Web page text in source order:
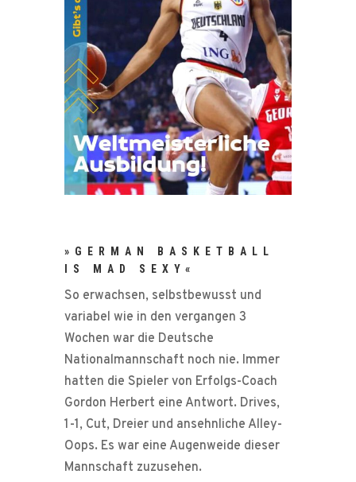
»GERMAN BASKETBALL
IS MAD SEXY«
So erwachsen, selbstbewusst und
variabel wie in den vergangen 3
Wochen war die Deutsche
Nationalmannschaft noch nie. Immer
hatten die Spieler von Erfolgs-Coach
Gordon Herbert eine Antwort. Drives,
1-1, Cut, Dreier und ansehnliche Alley-
Oops. Es war eine Augenweide dieser
Mannschaft zuzusehen.